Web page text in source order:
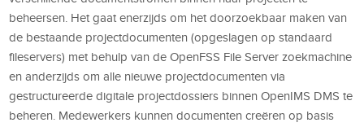
beheersen. Het gaat enerzijds om het doorzoekbaar maken van
de bestaande projectdocumenten (opgeslagen op standaard
fileservers) met behulp van de OpenFSS File Server zoekmachine
en anderzijds om alle nieuwe projectdocumenten via
gestructureerde digitale projectdossiers binnen OpenIMS DMS te
beheren. Medewerkers kunnen documenten creëren op basis